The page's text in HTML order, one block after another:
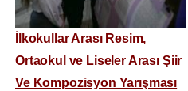
İlkokullar Arası Resim,
Ortaokul ve Liseler Arası Şiir
Ve Kompozisyon Yarışması